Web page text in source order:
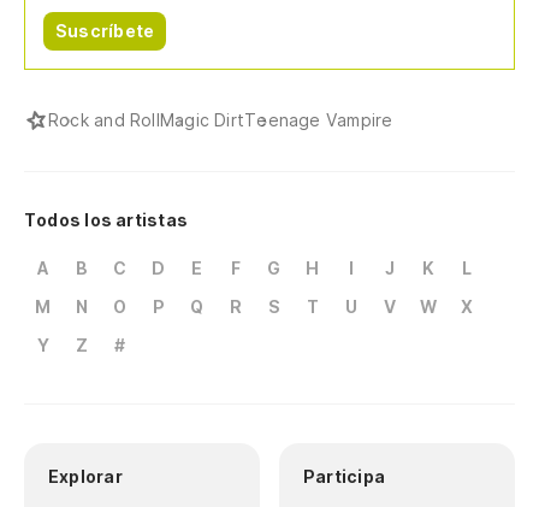
Suscríbete
Rock and RollMagic DirtTeenage Vampire
Todos los artistas
A B C D E F G H I J K
L
M
N O P Q R S T U V W
X
Y
Z #
Explorar Participa